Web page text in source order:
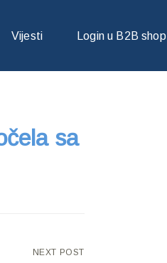
Vijesti Login u B2B shop
PRVOG 2
sa
NEXT POST